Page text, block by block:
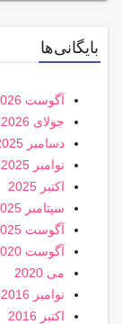
بایگانی‌ها
آگوست 2026
جولای 2026
دسامبر 2025
نوامبر 2025
اکتبر 2025
سپتامبر 2025
آگوست 2025
آگوست 2020
می 2020
نوامبر 2016
اکتبر 2016